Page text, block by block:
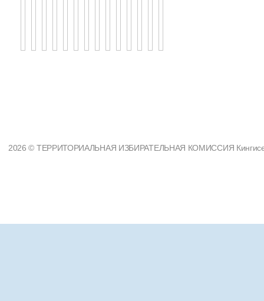
2026 © ТЕРРИТОРИАЛЬНАЯ ИЗБИРАТЕЛЬНАЯ КОМИССИЯ